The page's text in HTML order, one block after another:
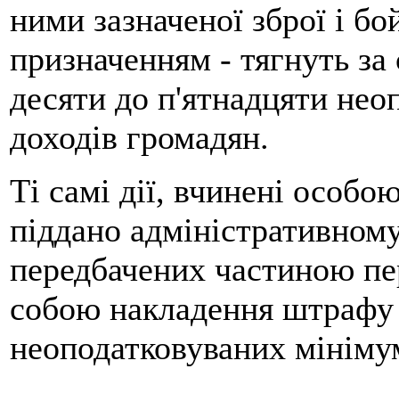
ними зазначеної зброї і
призначенням - тягнуть
десяти до п'ятнадцяти
доходів громадян.
Ті самі дії, вчинені
піддано
передбачених частиною
собою накладення штрафу
неоподатковуваних